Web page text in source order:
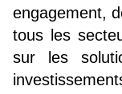
engagement,
tous les
sur les